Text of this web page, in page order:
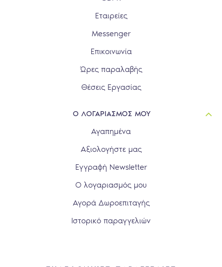
Εταιρείες
Messenger
Επικοινωνία
Ώρες παραλαβής
Θέσεις Εργασίας
Ο ΛΟΓΑΡΙΑΣΜΟΣ ΜΟΥ
Αγαπημένα
Αξιολογήστε μας
Εγγραφή Newsletter
Ο λογαριασμός μου
Αγορά Δωροεπιταγής
Ιστορικό παραγγελιών